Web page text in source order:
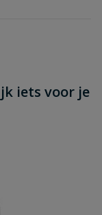
iets voor je